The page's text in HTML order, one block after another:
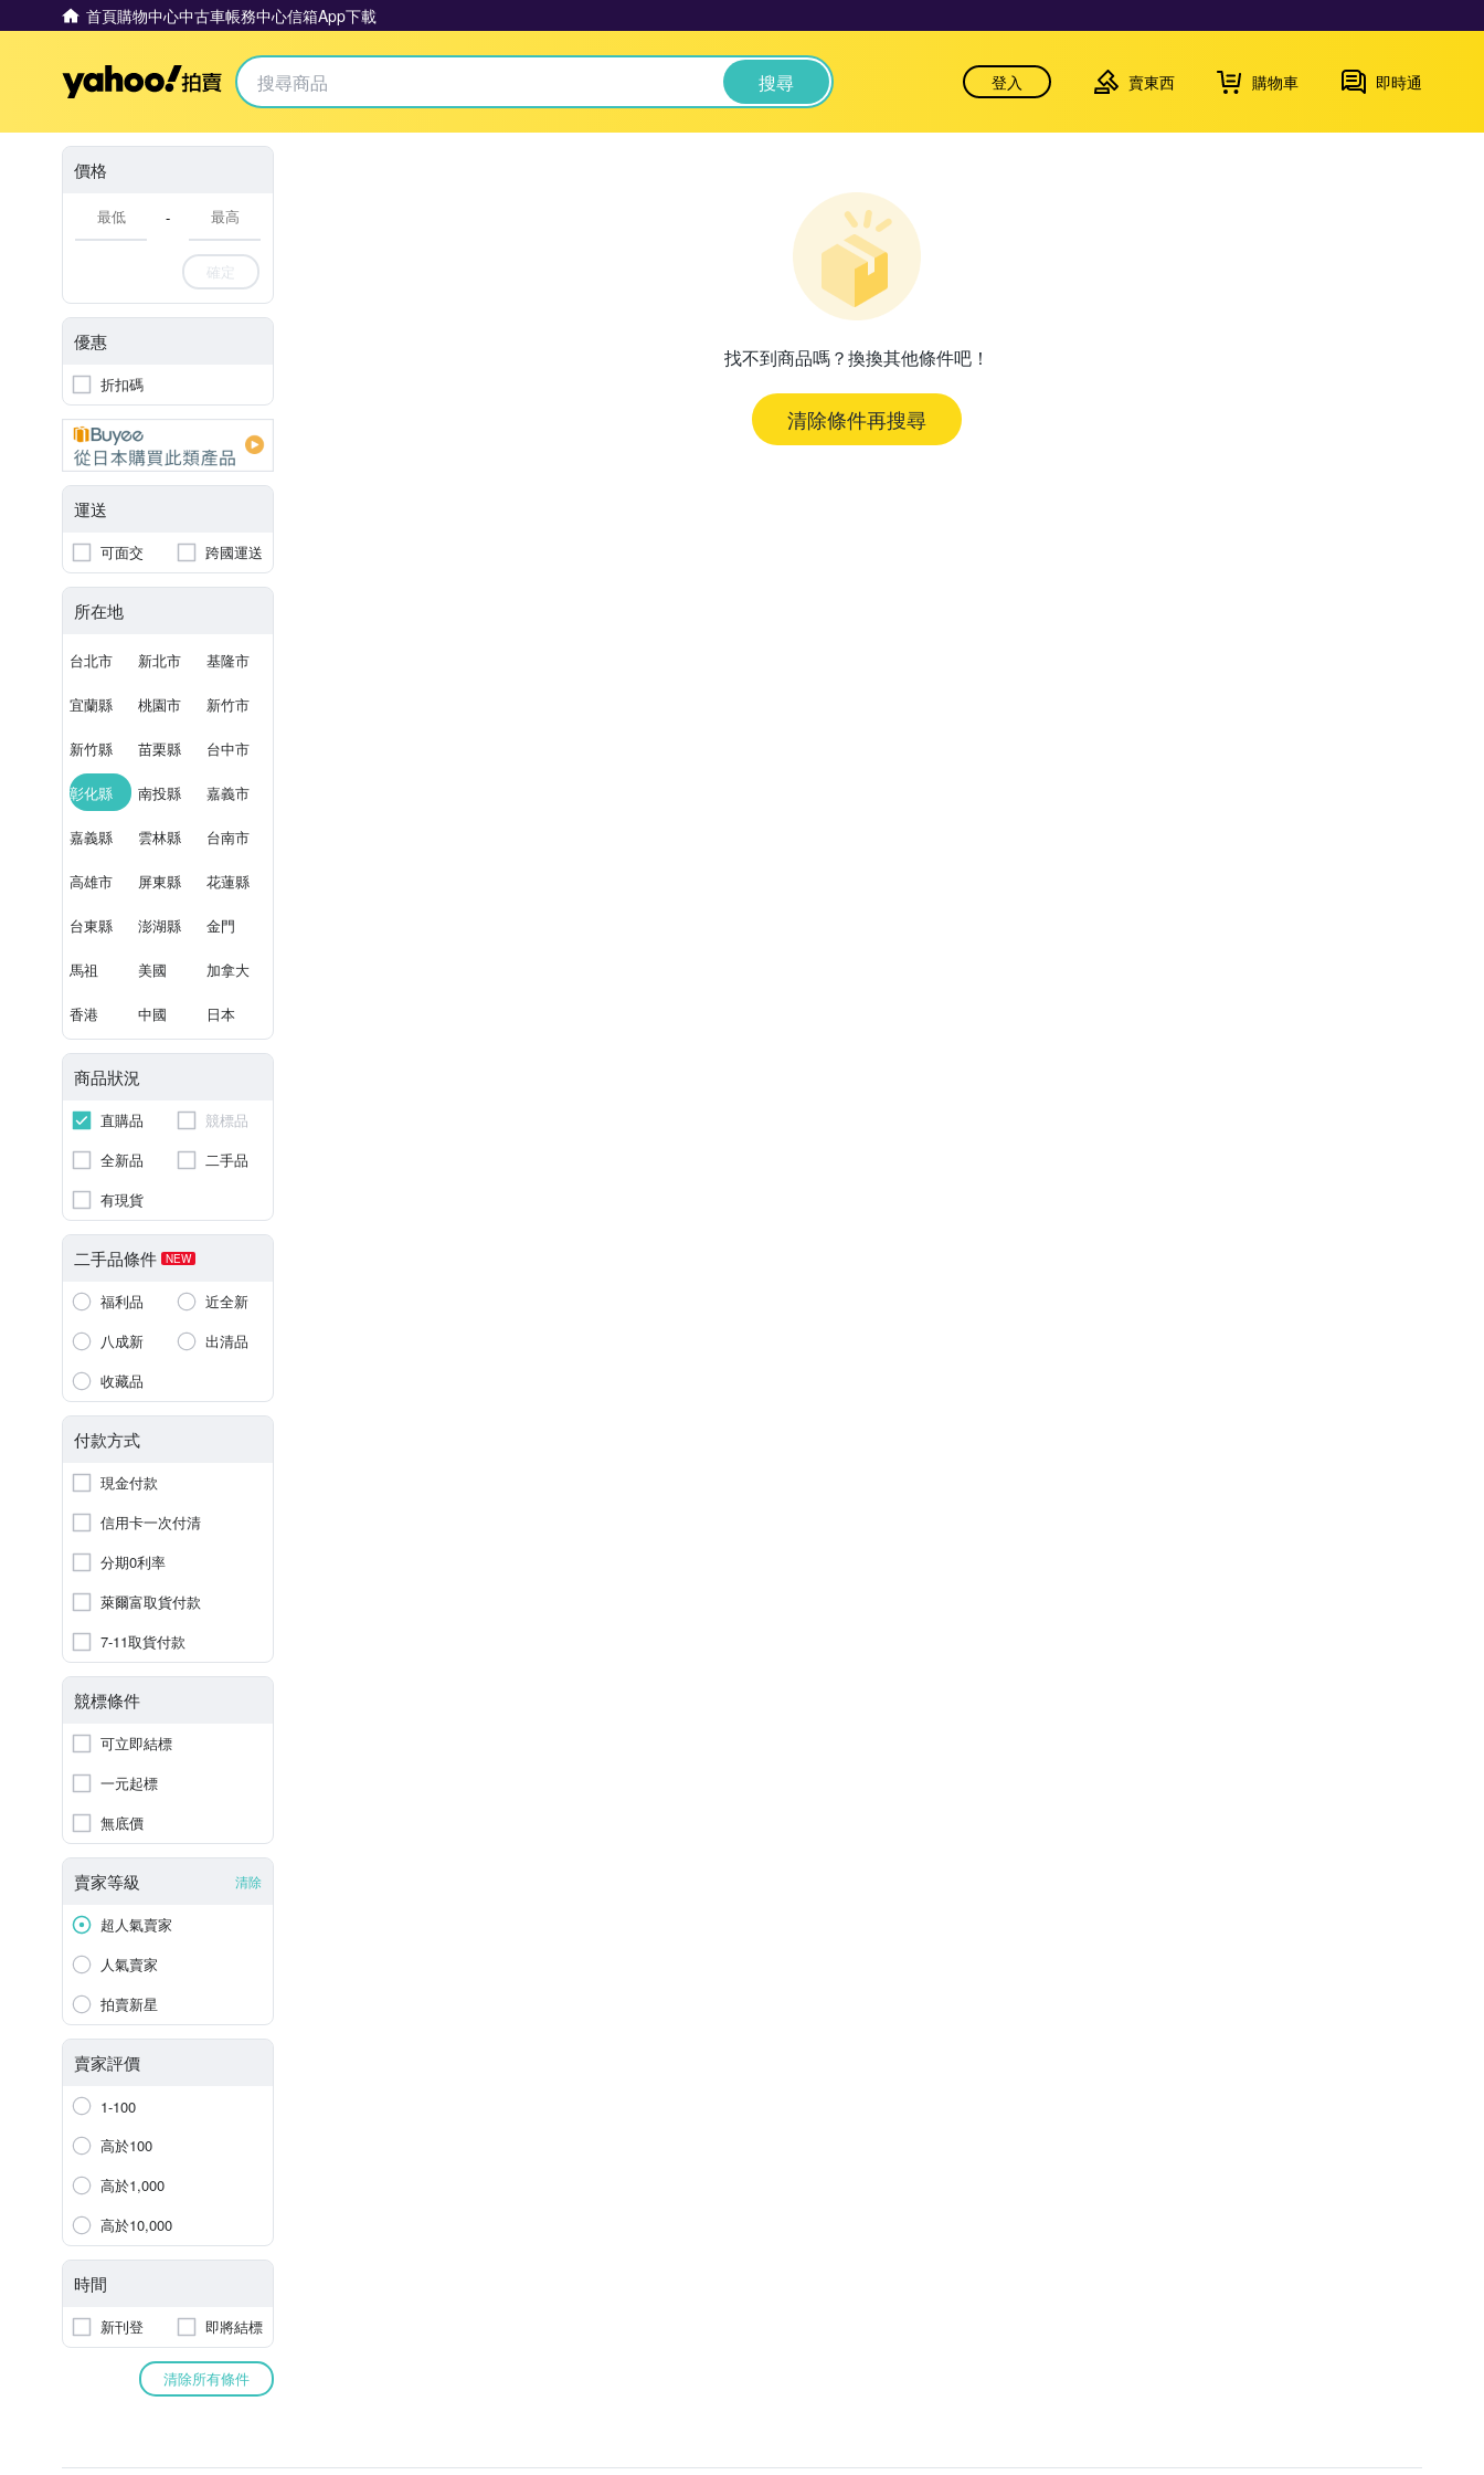
首頁購物中心中古車帳務中心信箱App下載
Yahoo拍賣 搜尋 登入 賣東西 購物車 即時通
價格
-
確定
優惠
折扣碼
運送
可面交 跨國運送
所在地
台北市 新北市 基隆市
宜蘭縣 桃園市 新竹市
新竹縣 苗栗縣 台中市
彰化縣 南投縣 嘉義市
嘉義縣 雲林縣 台南市
高雄市 屏東縣 花蓮縣
台東縣 澎湖縣 金門
馬祖 美國 加拿大
香港 中國 日本
商品狀況
直購品
競標品
全新品
二手品
有現貨
二手品條件 NEW
福利品
近全新
八成新
出清品
收藏品
付款方式
現金付款
信用卡一次付清
分期0利率
萊爾富取貨付款
7-11取貨付款
競標條件
可立即結標
一元起標
無底價
賣家等級 清除
超人氣賣家
人氣賣家
拍賣新星
賣家評價
1-100
高於100
高於1,000
高於10,000
時間
新刊登 即將結標
清除所有條件
找不到商品嗎？換換其他條件吧！
清除條件再搜尋